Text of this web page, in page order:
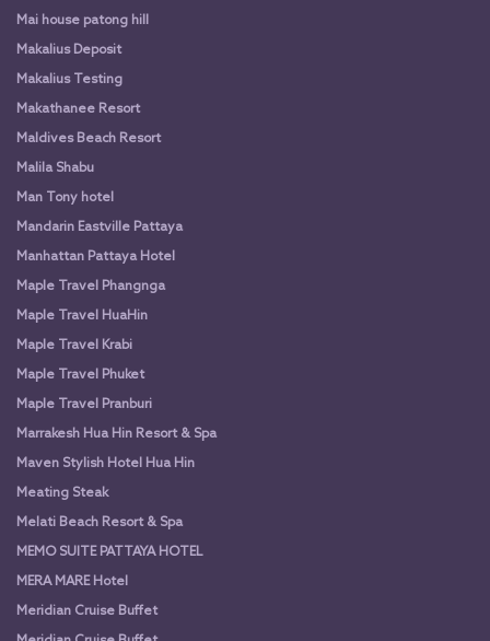
Mai house patong hill
Makalius Deposit
Makalius Testing
Makathanee Resort
Maldives Beach Resort
Malila Shabu
Man Tony hotel
Mandarin Eastville Pattaya
Manhattan Pattaya Hotel
Maple Travel Phangnga
Maple Travel HuaHin
Maple Travel Krabi
Maple Travel Phuket
Maple Travel Pranburi
Marrakesh Hua Hin Resort & Spa
Maven Stylish Hotel Hua Hin
Meating Steak
Melati Beach Resort & Spa
MEMO SUITE PATTAYA HOTEL
MERA MARE Hotel
Meridian Cruise Buffet